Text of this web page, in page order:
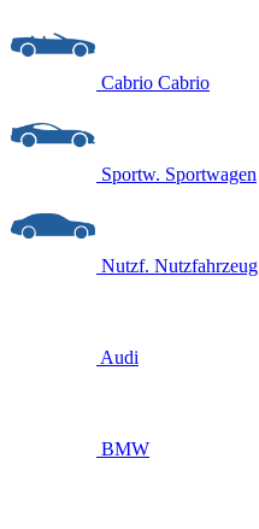
Cabrio Cabrio
Sportw. Sportwagen
Nutzf. Nutzfahrzeug
Audi
BMW